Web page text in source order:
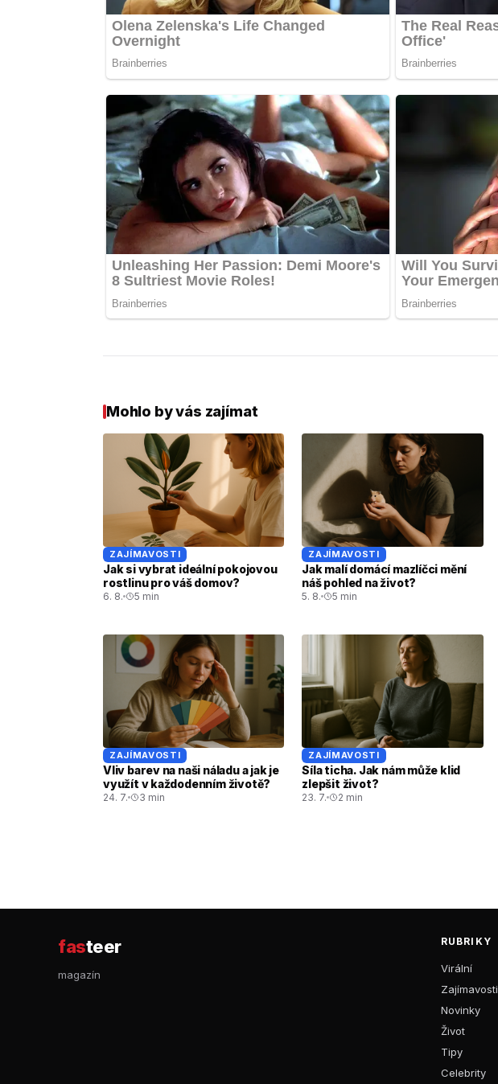
Mohlo by vás zajímat
ZAJÍMAVOSTI
Jak si vybrat ideální pokojovou
rostlinu pro váš domov?
6. 8. 5 min
ZAJÍMAVOSTI
Jak malí domácí mazlíčci mění
náš pohled na život?
5. 8. 5 min
ZAJÍMAVOSTI
Vliv barev na naši náladu a jak je
využít v každodenním životě?
24. 7. 3 min
ZAJÍMAVOSTI
Síla ticha. Jak nám může klid
zlepšit život?
23. 7. 2 min
fasteer
magazín
RUBRIKY
Virální
Zajímavosti
Novinky
Život
Tipy
Celebrity